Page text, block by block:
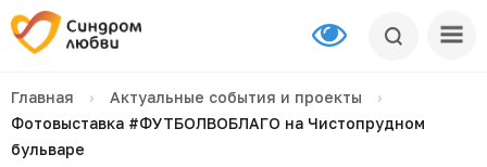
Главная › Актуальные события и проекты
›
Фотовыставка #ФУТБОЛВОБЛАГО на Чистопрудном
бульваре